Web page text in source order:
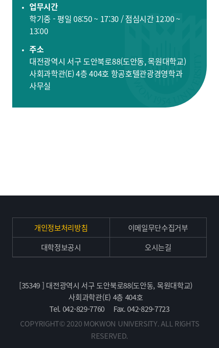
업무시간
학기중 - 평일 08:50 ~ 17:30 / 점심시간 12:00 ~
13:00
주소
대전광역시 서구 도안북로88(도안동, 목원대학교)
사회과학관(E) 4층 404호 항공호텔관광경영학과
사무실​
개인정보처리방침
이메일무단수집거부
대학정보공시
오시는길
[35349 ] 대전광역시 서구 도안북로88(도안동, 목원대학교)
사회과학관(E) 4층 404호
Tel. 042-829-7760
Fax. 042-829-7723
COPYRIGHT© 2020 MOKWON UNIVERSITY. ALL RIGHTS
RESERVED.